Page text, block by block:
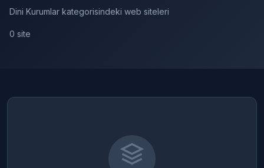
Dini Kurumlar kategorisindeki web siteleri
0 site